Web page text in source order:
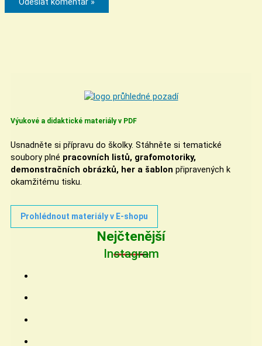
Výukové a didaktické materiály v PDF
Usnadněte si přípravu do školky. Stáhněte si tematické
soubory plné pracovních listů, grafomotoriky,
demonstračních obrázků, her a šablon připravených k
okamžitému tisku.
Prohlédnout materiály v E-shopu
Nejčtenější
Instagram